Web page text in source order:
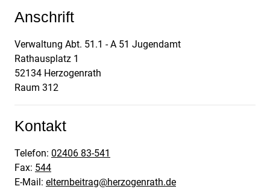
Anschrift
Verwaltung Abt. 51.1 - A 51 Jugendamt
Rathausplatz 1
52134 Herzogenrath
Raum 312
Kontakt
Telefon: 02406 83-541
Fax: 544
E-Mail: elternbeitrag@herzogenrath.de